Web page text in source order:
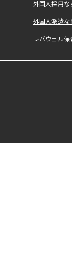
外国人採用
外国人派遣な
レバウェル